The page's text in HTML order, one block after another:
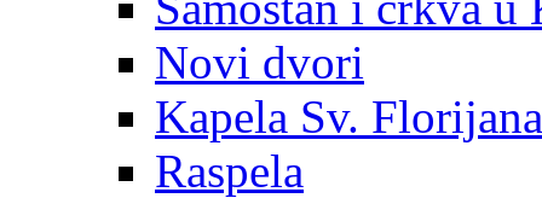
Novi dvori
Kapela Sv. Florijana
Raspela